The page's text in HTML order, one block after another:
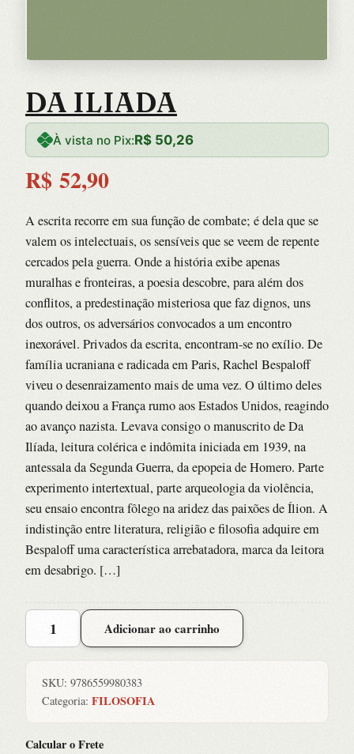
DA ILIADA
À vista no Pix:R$ 50,26
R$ 52,90
A escrita recorre em sua função de combate; é dela que se
valem os intelectuais, os sensíveis que se veem de repente
cercados pela guerra. Onde a história exibe apenas
muralhas e fronteiras, a poesia descobre, para além dos
conflitos, a predestinação misteriosa que faz dignos, uns
dos outros, os adversários convocados a um encontro
inexorável. Privados da escrita, encontram-se no exílio. De
família ucraniana e radicada em Paris, Rachel Bespaloff
viveu o desenraizamento mais de uma vez. O último deles
quando deixou a França rumo aos Estados Unidos, reagindo
ao avanço nazista. Levava consigo o manuscrito de Da
Ilíada, leitura colérica e indômita iniciada em 1939, na
antessala da Segunda Guerra, da epopeia de Homero. Parte
experimento intertextual, parte arqueologia da violência,
seu ensaio encontra fôlego na aridez das paixões de Ílion. A
indistinção entre literatura, religião e filosofia adquire em
Bespaloff uma característica arrebatadora, marca da leitora
em desabrigo. […]
DA
ILIADA
Adicionar ao carrinho
SKU: 9786559980383
Categoria: FILOSOFIA
Calcular o Frete